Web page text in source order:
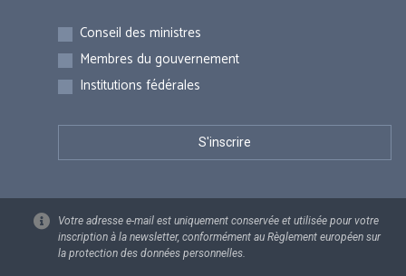
Inscriptions
Conseil des ministres
Membres du gouvernement
Institutions fédérales
Votre adresse e-mail est uniquement conservée et utilisée pour votre
inscription à la newsletter, conformément au Règlement européen sur
la protection des données personnelles.